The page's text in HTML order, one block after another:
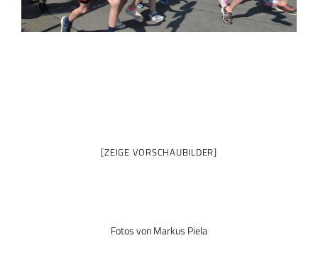
[ZEIGE VORSCHAUBILDER]
Fotos von Markus Piela